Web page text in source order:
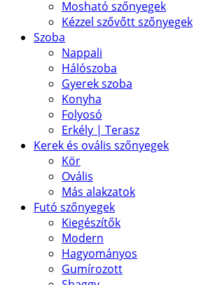
Mosható szőnyegek
Kézzel szővőtt szőnyegek
Szoba
Nappali
Hálószoba
Gyerek szoba
Konyha
Folyosó
Erkély | Terasz
Kerek és ovális szőnyegek
Kör
Ovális
Más alakzatok
Futó szőnyegek
Kiegészítők
Modern
Hagyományos
Gumírozott